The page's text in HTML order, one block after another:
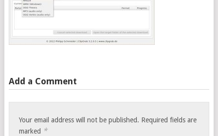
Add a Comment
Your email address will not be published. Required fields are
marked *